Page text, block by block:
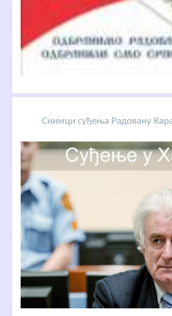
Снимци суђења Радовану